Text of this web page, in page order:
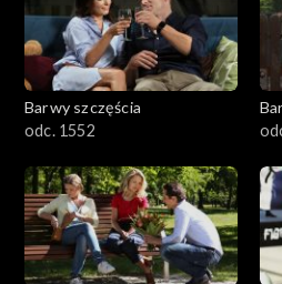
Barwy szczęścia
odc. 1552